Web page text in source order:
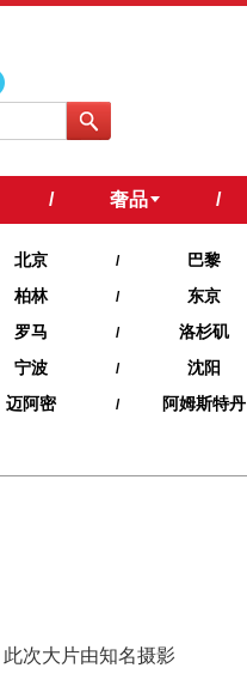
/ 奢品 /
北京 / 巴黎
柏林 / 东京
罗马 / 洛杉矶
宁波 / 沈阳
迈阿密 / 阿姆斯特丹
次大片由知名摄影